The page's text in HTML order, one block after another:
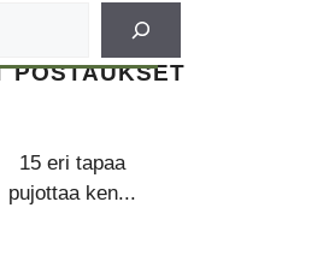
POSTAUKSET
15 eri tapaa
pujottaa ken...